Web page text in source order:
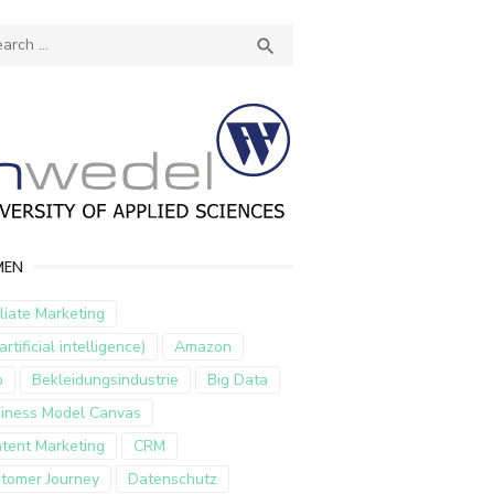

Marketing
intelligence)
Amazon
Bekleidungsindustrie
Big Data
Model Canvas
Marketing
CRM
Journey
Datenschutz